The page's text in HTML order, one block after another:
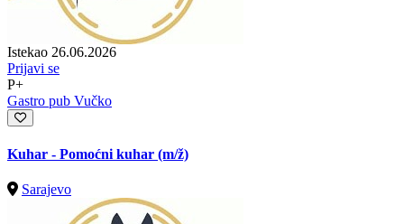
Istekao 26.06.2026
Prijavi se
P+
Gastro pub Vučko
Kuhar - Pomoćni kuhar (m/ž)
Sarajevo